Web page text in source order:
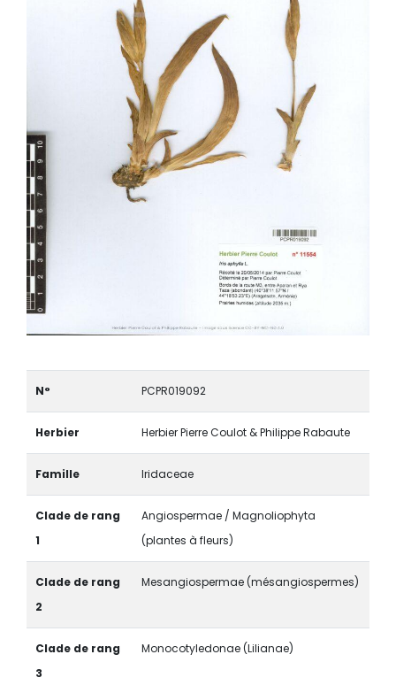
N° PCPR019092
Herbier Herbier Pierre Coulot & Philippe Rabaute
Famille Iridaceae
Clade de rang
1
Angiospermae / Magnoliophyta
(plantes à fleurs)
Clade de rang
2
Mesangiospermae (mésangiospermes)
Clade de rang
3
Monocotyledonae (Lilianae)